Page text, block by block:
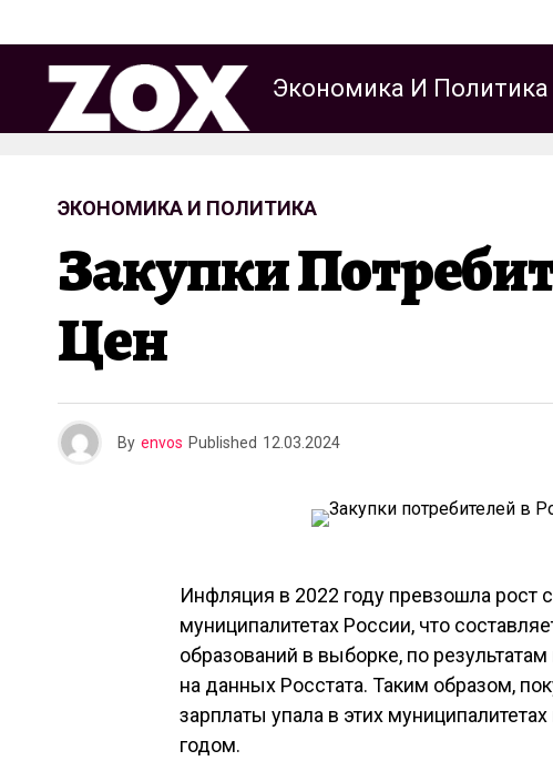
Экономика И Политика
ЭКОНОМИКА И ПОЛИТИКА
Закупки
Цен
By envos Published 12.03.2024
Инфляция в 2022 году превзошла рост
муниципалитетах России, что
образований в выборке, по
на данных Росстата. Таким образом,
зарплаты упала в этих
годом.